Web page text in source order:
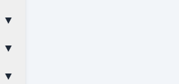
▼
▼
▼